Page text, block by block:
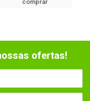
comprar
ofertas!